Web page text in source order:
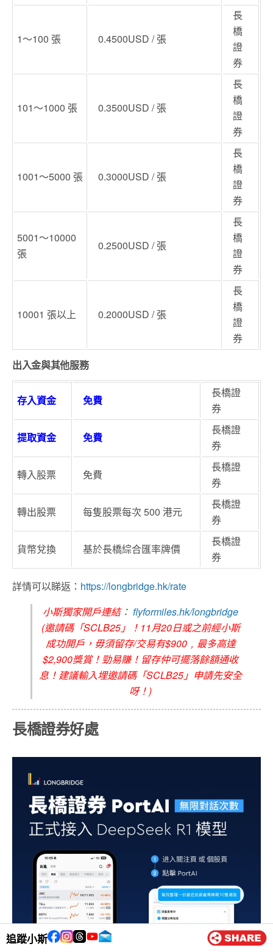
追蹤小斯
1～100 張 0.4500USD / 張
長
橋
證
券
101～1000 張 0.3500USD / 張
長
橋
證
券
1001～5000 張 0.3000USD / 張
長
橋
證
券
5001～10000
張
0.2500USD / 張
長
橋
證
券
10001 張以上 0.2000USD / 張
長
橋
證
券
出入金與其他服務
存入資金 免費
長橋證
券
提取資金 免費
長橋證
券
轉入股票 免費
長橋證
券
轉出股票 每隻股票每次 500 港元
長橋證
券
貨幣兌換 基於長橋綜合匯率牌價
長橋證
券
詳情可以睇返： https://longbridge.hk/rate
小斯獨家開戶連結： flyformiles.hk/longbridge
(邀請碼「SCLB25」！11月20日或之前經小斯
成功開戶，毋須留存/交易有$900﹐最多高達
$2,900獎賞！勁易賺！留存仲可擺落餘額通收
息！建議輸入埋邀請碼「SCLB25」申請先安全
呀！)
長橋證券好處